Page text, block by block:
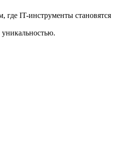
где IT-инструменты становятся